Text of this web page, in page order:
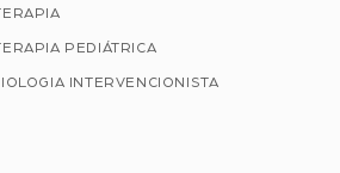
PEDIÁTRICA
INTERVENCIONISTA